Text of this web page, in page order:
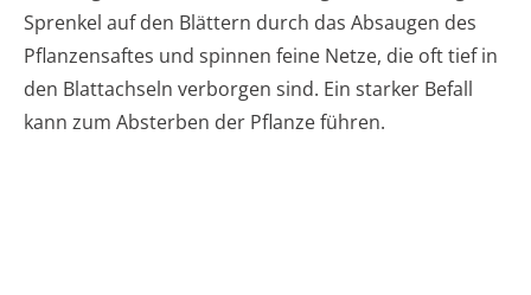
Sprenkel auf den Blättern durch das Absaugen des
Pflanzensaftes und spinnen feine Netze, die oft tief in
den Blattachseln verborgen sind. Ein starker Befall
kann zum Absterben der Pflanze führen.